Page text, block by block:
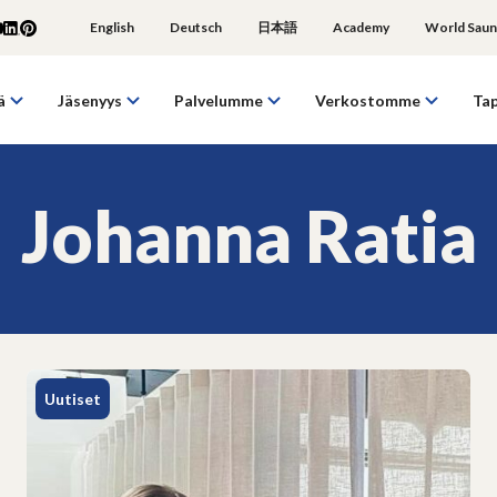
English Deutsch 日本語 Academy World
Jäsenyys Palvelumme Verkostomme
Johanna Ratia
Uutiset